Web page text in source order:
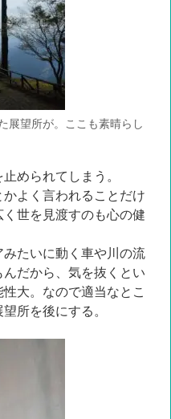
展望所が。ここも素晴らし
められてしまう。
よく言われることだけ
世を見渡すのも心の健
たいに動く車や川の流
だから、気を抜くとい
大。なので適当なとこ
所を後にする。